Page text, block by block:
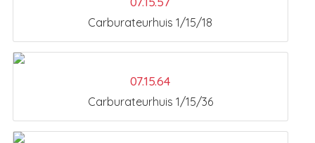
Carburateurhuis 1/15/18
07.15.64
Carburateurhuis 1/15/36